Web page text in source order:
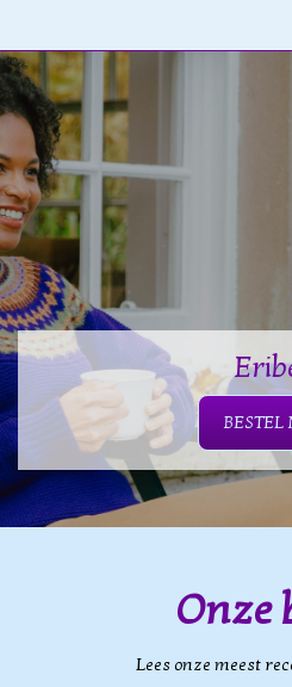
BESTEL
Onze
Lees onze meest